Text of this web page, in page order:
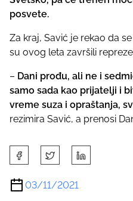
posvete.
Za kraj, Savić je rekao da
su ovog leta završili
– Dani prođu, ali ne i
samo sada kao prijatelji i
vreme suza i opraštanja,
rezimira Savić, a prenosi
h
a
r
03/11/2021